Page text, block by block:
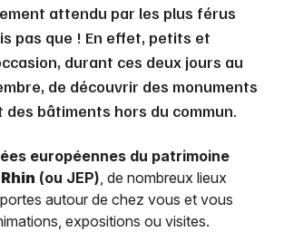
attendu par les plus férus
pas que ! En effet, petits et
durant ces deux jours au
de découvrir des monuments
bâtiments hors du commun.
européennes du patrimoine
(ou JEP), de nombreux lieux
autour de chez vous et vous
expositions ou visites.